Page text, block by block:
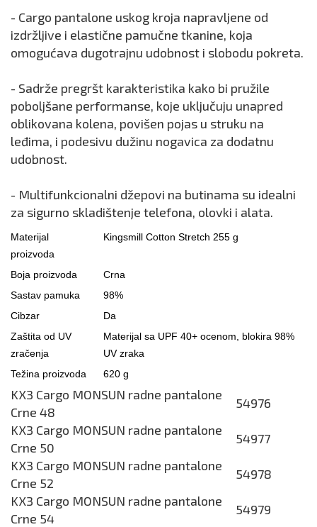
- Cargo pantalone uskog kroja napravljene od
izdržljive i elastične pamučne tkanine, koja
omogućava dugotrajnu udobnost i slobodu pokreta.
- Sadrže pregršt karakteristika kako bi pružile
poboljšane performanse, koje uključuju unapred
oblikovana kolena, povišen pojas u struku na
leđima, i podesivu dužinu nogavica za dodatnu
udobnost.
- Multifunkcionalni džepovi na butinama su idealni
za sigurno skladištenje telefona, olovki i alata.
Materijal
proizvoda
Kingsmill Cotton Stretch 255 g
Boja proizvoda
Crna
Sastav pamuka
98%
Cibzar
Da
Zaštita od UV
zračenja
Materijal sa UPF 40+ ocenom, blokira 98%
UV zraka
Težina proizvoda
620 g
KX3 Cargo MONSUN radne pantalone
Crne 48
54976
KX3 Cargo MONSUN radne pantalone
Crne 50
54977
KX3 Cargo MONSUN radne pantalone
Crne 52
54978
KX3 Cargo MONSUN radne pantalone
Crne 54
54979